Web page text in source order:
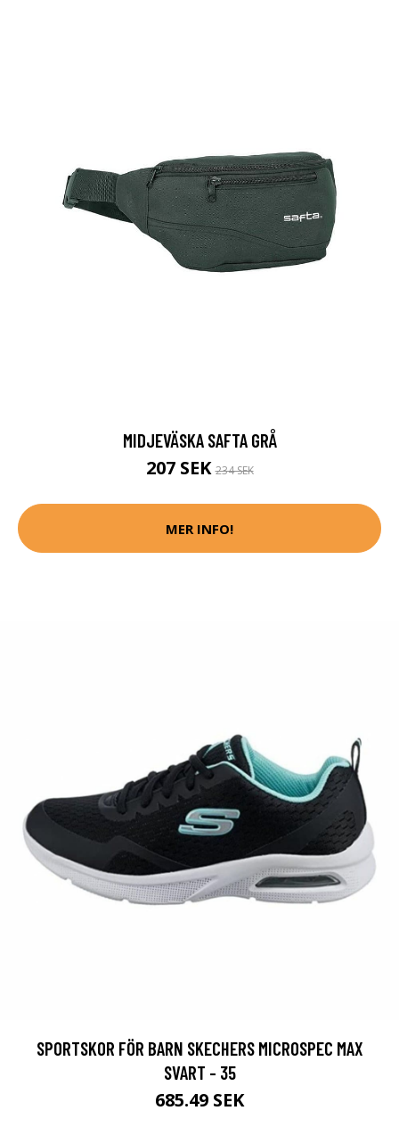
MIDJEVÄSKA SAFTA GRÅ
207 SEK234 SEK
MER INFO!
SPORTSKOR FÖR BARN SKECHERS MICROSPEC MAX
SVART - 35
685.49 SEK